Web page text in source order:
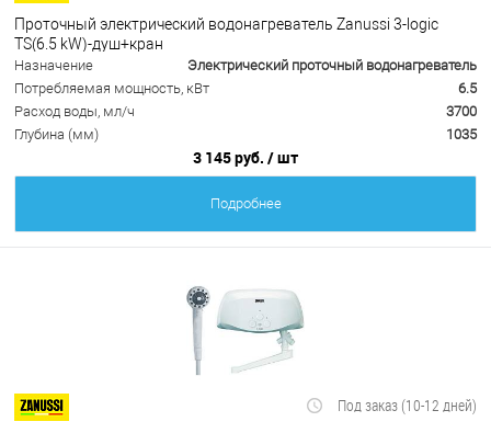
Проточный электрический водонагреватель Zanussi 3-logic
TS(6.5 kW)-душ+кран
Назначение
Электрический проточный водонагреватель
Потребляемая мощность, кВт
6.5
Расход воды, мл/ч
3700
Глубина (мм)
1035
3 145 руб. / шт
Подробнее
Под заказ (10-12 дней)